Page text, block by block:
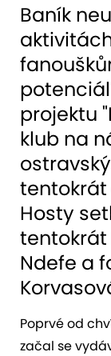
Baník
projektu
klub na
tentokrát
Hosty
tentokrát
Ndefe a
Poprvé od
začal se